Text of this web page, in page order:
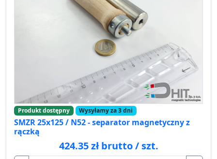
Produkt dostępny Wysyłamy za 3 dni
SMZR 25x125 / N52 - separator magnetyczny z
rączką
424.35 zł brutto / szt.